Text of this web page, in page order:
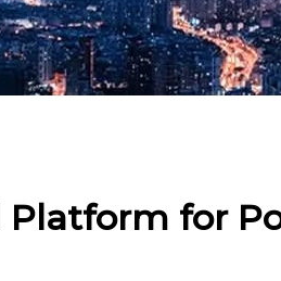
Platform for